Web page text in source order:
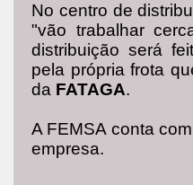
No centro de
"vão trabalhar
distribuição será
pela própria frota
da FATAGA.
A FEMSA conta
empresa.